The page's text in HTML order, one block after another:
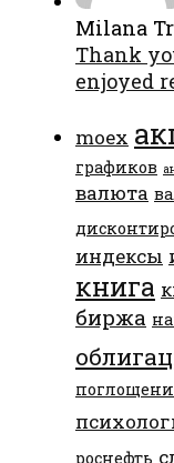
Milana
Thank
enjoyed
moex
графиков
валюта
индексы
книга
биржа
роснефть